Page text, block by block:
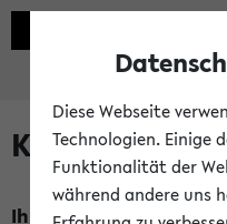
Kombisuche
Ihre Suchkriterien:
Diese Webseite
Technologien. Einige
Funktionalität der
während andere uns